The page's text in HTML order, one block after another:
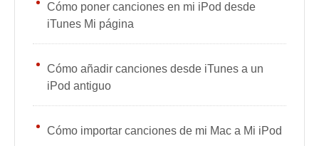
Cómo poner canciones en mi iPod desde
iTunes Mi página
Cómo añadir canciones desde iTunes a un
iPod antiguo
Cómo importar canciones de mi Mac a Mi iPod